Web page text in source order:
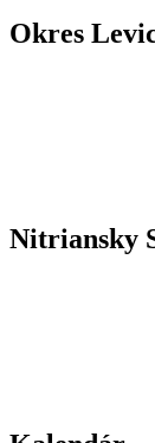
Okres
Nitriansky